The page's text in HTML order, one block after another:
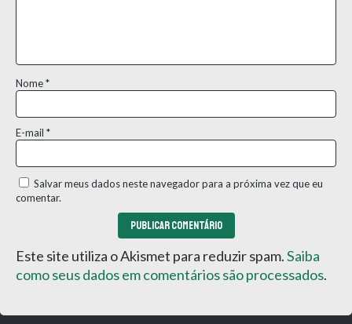
Nome*
E-mail *
Salvar meus dados neste navegador para a próxima vez que eu
comentar.
Este site utiliza o Akismet para reduzir spam.Saiba
como seus dados em comentários são processados.